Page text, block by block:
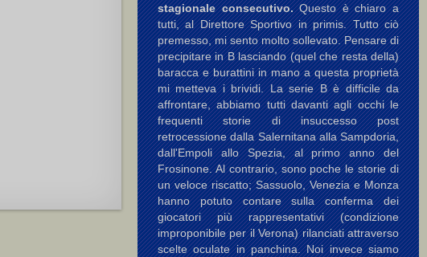
stagionale consecutivo.Questo è chiaro a
tutti, al Direttore Sportivo in primis. Tutto ciò
premesso, mi sento molto sollevato. Pensare di
precipitare in B lasciando (quel che resta della)
baracca e burattini in mano a questa proprietà
mi metteva i brividi. La serie B è difficile da
affrontare, abbiamo tutti davanti agli occhi le
frequenti storie di insuccesso post
retrocessione dalla Salernitana alla Sampdoria,
dall'Empoli allo Spezia, al primo anno del
Frosinone. Al contrario, sono poche le storie di
un veloce riscatto; Sassuolo, Venezia e Monza
hanno potuto contare sulla conferma dei
giocatori più rappresentativi (condizione
improponibile per il Verona) rilanciati attraverso
scelte oculate in panchina. Noi invece siamo